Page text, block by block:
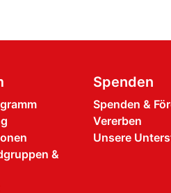
&
Spenden
Spenden &
Vererben
Unsere